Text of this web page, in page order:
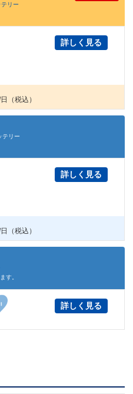
リー
詳しく見る
（税込）
テリー
詳しく見る
（税込）
す。
詳しく見る